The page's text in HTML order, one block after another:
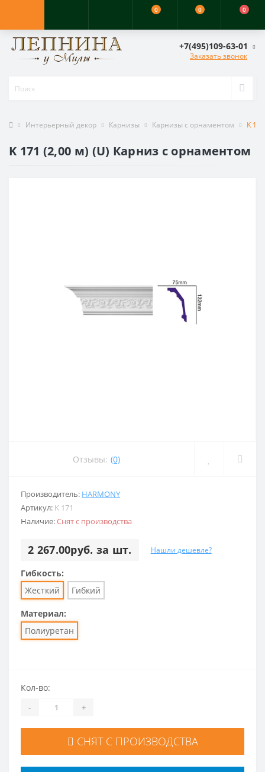
0 0 0
+7(495)109-63-01
Заказать звонок
Интерьерный декор Карнизы Карнизы с орнаментом K
K 171 (2,00 м) (U) Карниз с орнаментом
Отзывы: (0)
Производитель: HARMONY
Артикул: K 171
Наличие:Снят с производства
2 267.00руб. за шт. Нашли дешевле?
Гибкость:
Жесткий
Гибкий
Материал:
Полиуретан
Кол-во:
- +
СНЯТ С ПРОИЗВОДСТВА